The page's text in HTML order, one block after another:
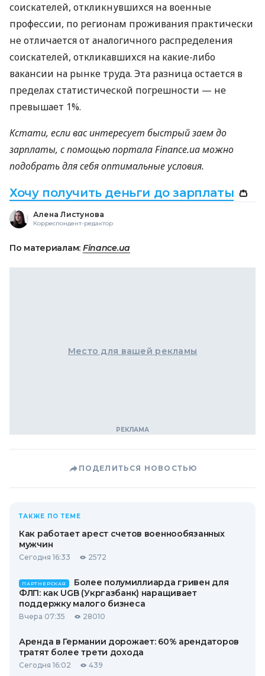
соискателей, откликнувшихся на военные
профессии, по регионам проживания практически
не отличается от аналогичного распределения
соискателей, откликавшихся на какие-либо
вакансии на рынке труда. Эта разница остается в
пределах статистической погрешности — не
превышает 1%.
Кстати, если вас интересует быстрый заем до
зарплаты, с помощью портала Finance.ua можно
подобрать для себя оптимальные условия.
Хочу получить деньги до зарплаты 👛
Алена Листунова
Корреспондент-редактор
По материалам: Finance.ua
Место для вашей рекламы
ПОДЕЛИТЬСЯ НОВОСТЬЮ
ТАКЖЕ ПО ТЕМЕ
Как работает арест счетов военнообязанных
мужчин
Сегодня 16:33 2572
ПАРТНЕРСКАЯ
Более полумиллиарда гривен для
ФЛП: как UGB (Укргазбанк) наращивает
поддержку малого бизнеса
Вчера 07:35 28010
Аренда в Германии дорожает: 60% арендаторов
тратят более трети дохода
Сегодня 16:02 439